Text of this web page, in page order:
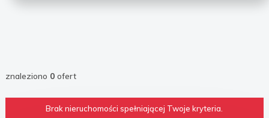
znaleziono 0ofert
Brak nieruchomości spełniającej Twoje kryteria.